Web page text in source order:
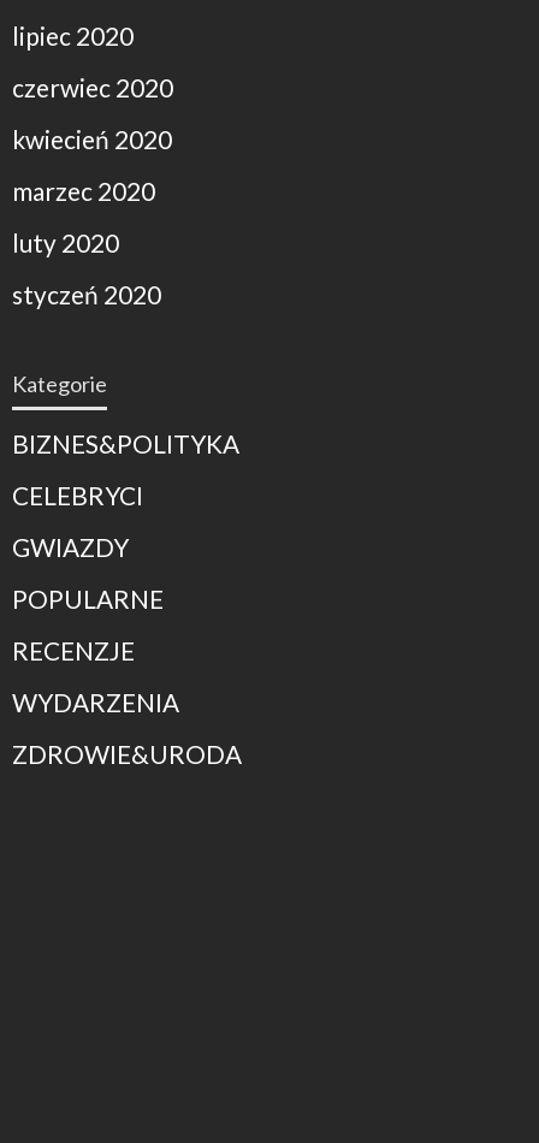
lipiec 2020
czerwiec 2020
kwiecień 2020
marzec 2020
luty 2020
styczeń 2020
Kategorie
BIZNES&POLITYKA
CELEBRYCI
GWIAZDY
POPULARNE
RECENZJE
WYDARZENIA
ZDROWIE&URODA